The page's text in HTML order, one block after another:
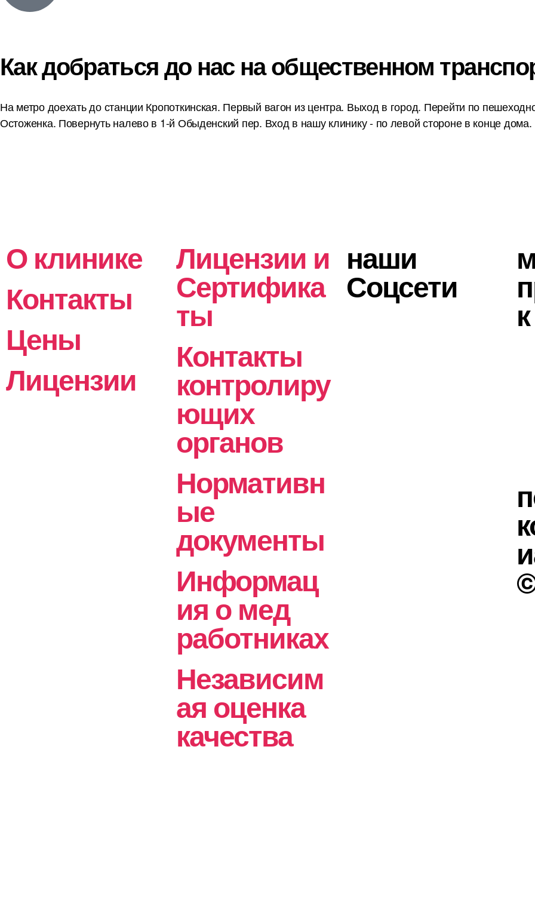
Как добраться до нас на общественном
На метро доехать до станции Кропоткинская. Первый вагон из центра. Выход в город. Перейти по
Остоженка. Повернуть налево в 1-й Обыденский пер. Вход в нашу клинику - по левой стороне в конце дома.
О клинике
Контакты
Цены
Лицензии
Лицензии и
Сертифика
ты
Контакты
контролиру
ющих
органов
Нормативн
ые
документы
Информац
ия о мед
работниках
Независим
ая оценка
качества
наши
Соцсети